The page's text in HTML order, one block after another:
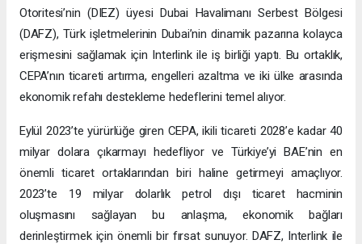
Otoritesi’nin (DIEZ) üyesi Dubai Havalimanı Serbest Bölgesi
(DAFZ), Türk işletmelerinin Dubai’nin dinamik pazarına kolayca
erişmesini sağlamak için Interlink ile iş birliği yaptı. Bu ortaklık,
CEPA’nın ticareti artırma, engelleri azaltma ve iki ülke arasında
ekonomik refahı destekleme hedeflerini temel alıyor.
Eylül 2023’te yürürlüğe giren CEPA, ikili ticareti 2028’e kadar 40
milyar dolara çıkarmayı hedefliyor ve Türkiye’yi BAE’nin en
önemli ticaret ortaklarından biri haline getirmeyi amaçlıyor.
2023’te 19 milyar dolarlık petrol dışı ticaret hacminin
oluşmasını sağlayan bu anlaşma, ekonomik bağları
derinleştirmek için önemli bir fırsat sunuyor. DAFZ, Interlink ile